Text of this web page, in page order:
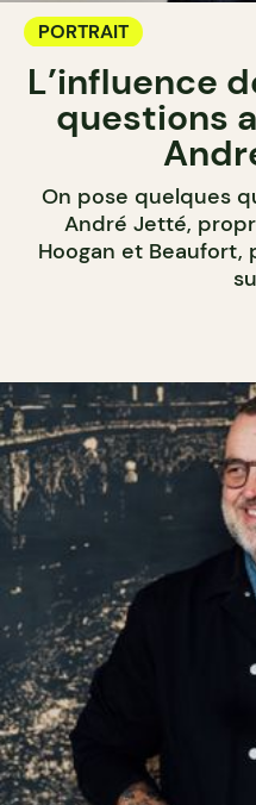
PORTRAIT
L’influence
questions
On pose quelques
André Jetté,
Hoogan et